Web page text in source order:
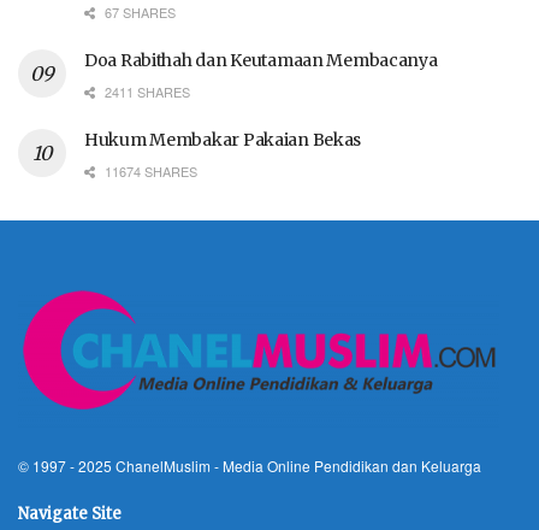
67 SHARES
Doa Rabithah dan Keutamaan Membacanya
2411 SHARES
Hukum Membakar Pakaian Bekas
11674 SHARES
© 1997 - 2025 ChanelMuslim - Media Online Pendidikan dan Keluarga
Navigate Site